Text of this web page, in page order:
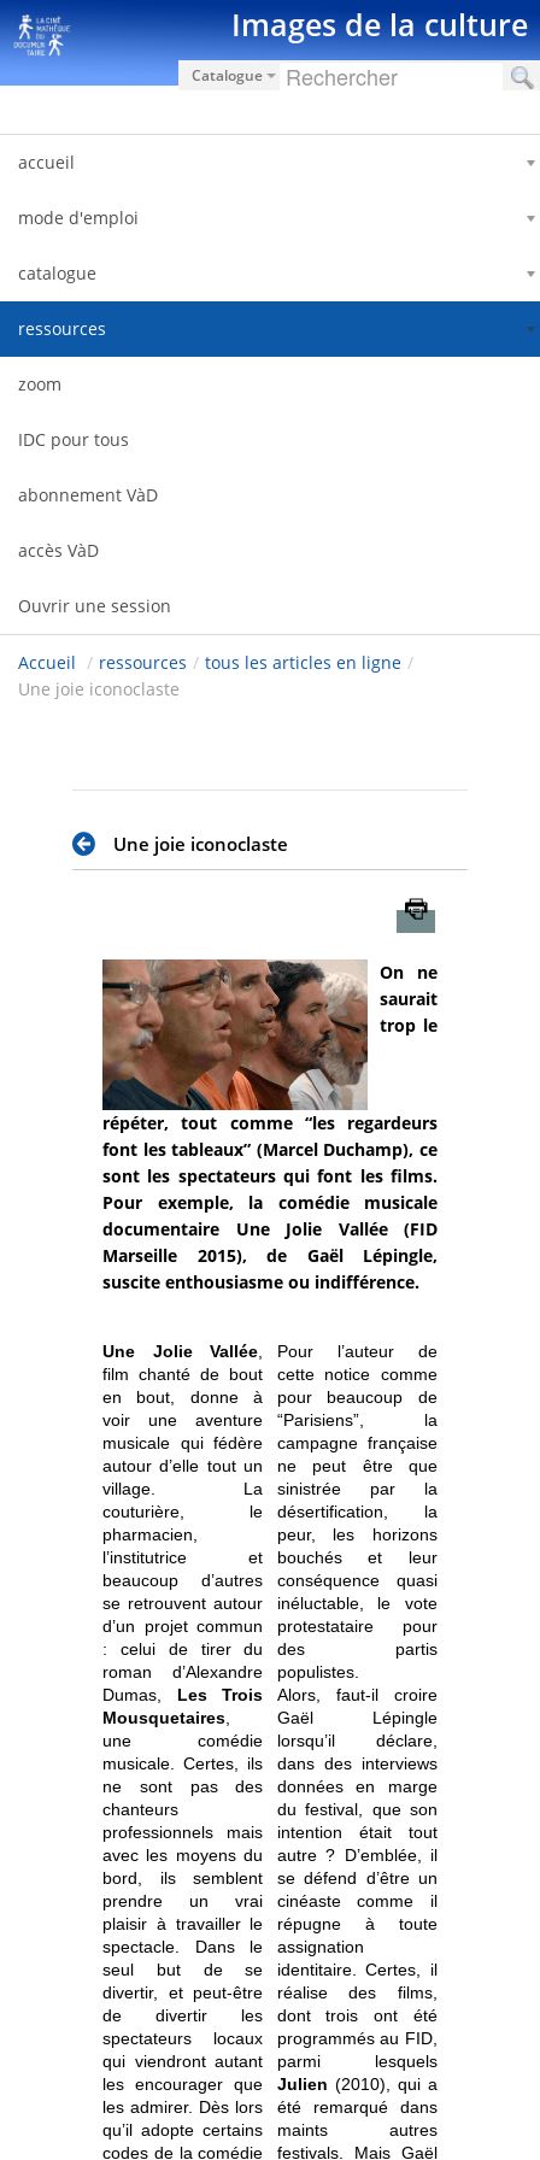
Saut au contenu Images de la culture
Catalogue
accueil
mode d'emploi
catalogue
ressources
zoom
IDC pour tous
abonnement VàD
accès VàD
Ouvrir une session
Accueil / ressources / tous les articles en ligne /
Une joie iconoclaste
Une joie iconoclaste
On ne
saurait
trop le
répéter, tout comme “les regardeurs
font les tableaux” (Marcel Duchamp), ce
sont les spectateurs qui font les films.
Pour exemple, la comédie musicale
documentaire Une Jolie Vallée (FID
Marseille 2015), de Gaël Lépingle,
suscite enthousiasme ou indifférence.
Une Jolie Vallée
film chanté de bout
en bout, donne à
voir une aventure
musicale qui fédère
autour d’elle tout un
village. La
couturière, le
pharmacien,
l’institutrice et
beaucoup d’autres
se retrouvent autour
d’un projet commun
: celui de tirer du
roman d’Alexandre
Dumas, Les Trois
Mousquetaires
une comédie
musicale. Certes, ils
ne sont pas des
chanteurs
professionnels mais
avec les moyens du
bord, ils semblent
prendre un vrai
plaisir à travailler le
spectacle. Dans le
seul but de se
divertir, et peut-être
de divertir les
spectateurs locaux
qui viendront autant
les encourager que
les admirer. Dès lors
qu’il adopte certains
codes de la comédie
Pour l’auteur de
cette notice comme
pour beaucoup de
“Parisiens”, la
campagne française
ne peut être que
sinistrée par la
désertification, la
peur, les horizons
bouchés et leur
conséquence quasi
inéluctable, le vote
protestataire pour
des partis
populistes.
Alors, faut-il croire
Gaël Lépingle
lorsqu’il déclare,
dans des interviews
données en marge
du festival, que son
intention était tout
autre ? D’emblée, il
se défend d’être un
cinéaste comme il
répugne à toute
assignation
identitaire. Certes, il
réalise des films,
dont trois ont été
programmés au FID,
parmi lesquels
Julien (2010), qui a
été remarqué dans
maints autres
festivals. Mais Gaël